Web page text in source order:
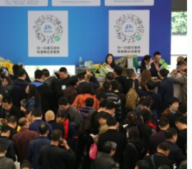
Bahasa Indonesia
Русский